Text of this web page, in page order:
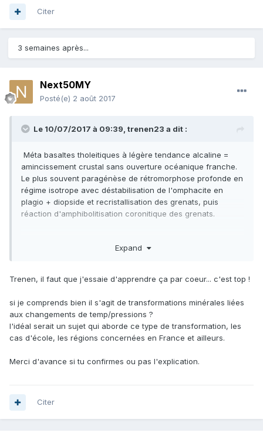
Citer
3 semaines après...
Next50MY
Posté(e) 2 août 2017
Le 10/07/2017 à 09:39, trenen23 a dit :
Méta basaltes tholeitiques à légère tendance alcaline =
amincissement crustal sans ouverture océanique franche.
Le plus souvent paragénèse de rétromorphose profonde en
régime isotrope avec déstabilisation de l'omphacite en
plagio + diopside et recristallisation des grenats, puis
réaction d'amphibolitisation coronitique des grenats.
Expand
Trenen, il faut que j'essaie d'apprendre ça par coeur... c'est top !
si je comprends bien il s'agit de transformations minérales liées
aux changements de temp/pressions ?
l'idéal serait un sujet qui aborde ce type de transformation, les
cas d'école, les régions concernées en France et ailleurs.
Merci d'avance si tu confirmes ou pas l'explication.
Citer